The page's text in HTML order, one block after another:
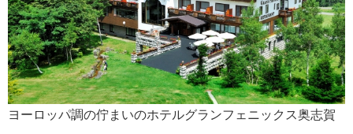
ヨーロッパ調の佇まいのホテルグランフェニックス奥志賀